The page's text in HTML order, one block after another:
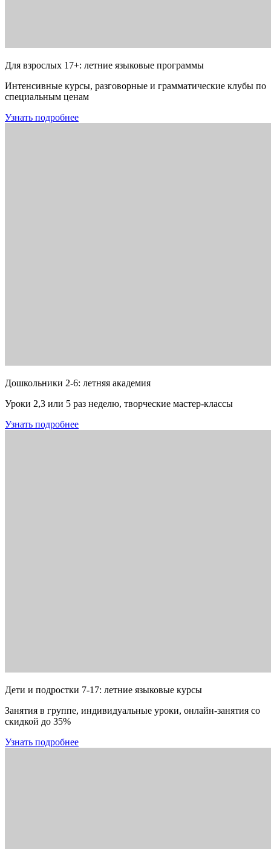
Для взрослых 17+: летние языковые программы
Интенсивные курсы, разговорные и грамматические клубы по
специальным ценам
Узнать подробнее
Дошкольники 2-6: летняя академия
Уроки 2,3 или 5 раз неделю, творческие мастер-классы
Узнать подробнее
Дети и подростки 7-17: летние языковые курсы
Занятия в группе, индивидуальные уроки, онлайн-занятия со
скидкой до 35%
Узнать подробнее